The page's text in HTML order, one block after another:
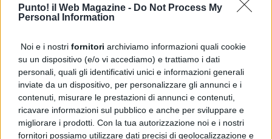
Punto! il Web Magazine - Do Not Process My
Personal Information
Noi e i nostri fornitori archiviamo informazioni quali cookie
su un dispositivo (e/o vi accediamo) e trattiamo i dati
personali, quali gli identificativi unici e informazioni generali
inviate da un dispositivo, per personalizzare gli annunci e i
contenuti, misurare le prestazioni di annunci e contenuti,
ricavare informazioni sul pubblico e anche per sviluppare e
migliorare i prodotti. Con la tua autorizzazione noi e i nostri
fornitori possiamo utilizzare dati precisi di geolocalizzazione e
Provincia di Salerno
Salerno
Amalfi
Angri
Castellabate
News